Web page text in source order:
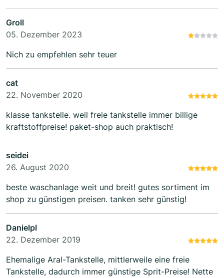
Groll
05. Dezember 2023
Nich zu empfehlen sehr teuer
cat
22. November 2020
klasse tankstelle. weil freie tankstelle immer billige
kraftstoffpreise! paket-shop auch praktisch!
seidei
26. August 2020
beste waschanlage weit und breit! gutes sortiment im
shop zu günstigen preisen. tanken sehr günstig!
Danielpl
22. Dezember 2019
Ehemalige Aral-Tankstelle, mittlerweile eine freie
Tankstelle, dadurch immer günstige Sprit-Preise! Nette